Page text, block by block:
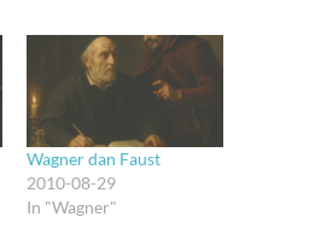
Wagner dan Faust
2010-08-29
In "Wagner"